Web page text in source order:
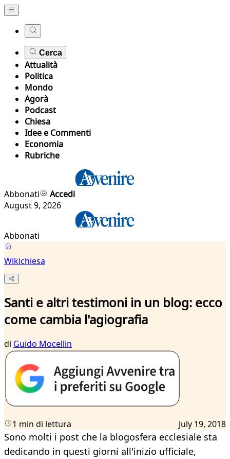
Cerca
Attualità
Politica
Mondo
Agorà
Podcast
Chiesa
Idee e Commenti
Economia
Rubriche
Abbonati
Accedi
August 9, 2026
Abbonati
Wikichiesa
Santi e altri testimoni in un blog: ecco
come cambia l'agiografia
di Guido Mocellin
1 min di lettura July 19, 2018
Sono molti i post che la blogosfera ecclesiale sta
dedicando in questi giorni all'inizio ufficiale,